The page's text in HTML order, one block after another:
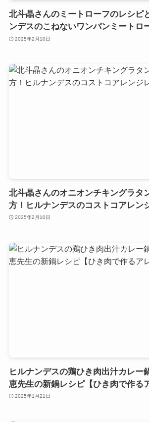
北斗晶さんのミートローフのレシピ
ンデスのこねないワンパンミートロ
2025年2月10日
北斗晶さんのオニオンチキングラタ
方！ヒルナンデスのコストコアレン
2025年2月10日
ヒルナンデスの鶏ひき肉出汁カレー
恵先生の新鍋レシピ【ひき肉で作る
2025年1月21日